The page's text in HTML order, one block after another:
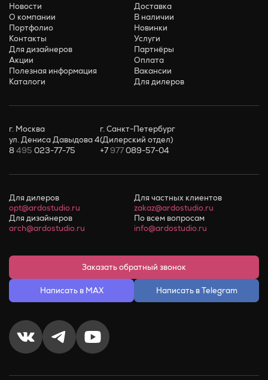
Новости
О компании
Портфолио
Контакты
Для дизайнеров
Акции
Полезная информация
Каталоги
Доставка
В наличии
Новинки
Услуги
Партнёры
Оплата
Вакансии
Для дилеров
г. Москва
ул. Дениса Давыдова 4
8495 023-77-75
г. Санкт-Петербург
(Дилерский отдел)
+7977089-57-04
Для дилеров
opt@ardostudio.ru
Для частных клиентов
zakaz@ardostudio.ru
Для дизайнеров
arch@ardostudio.ru
По всем вопросам
info@ardostudio.ru
Заказать обратный звонок
Написать в MAX Написать в Telegram